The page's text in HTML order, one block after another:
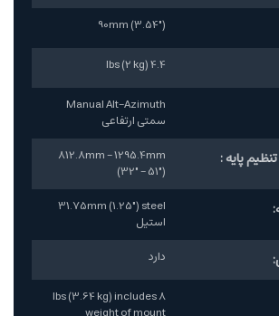
90mm (3.54")
4.4 lbs (2 kg)
Manual Alt-Azimuth
سمتی ارتفاعی
پایه :
812.8mm - 1295.4mm
(32" - 51")
31.75mm (1.25") steel
استیل
دارد
8 lbs (3.64 kg) includes